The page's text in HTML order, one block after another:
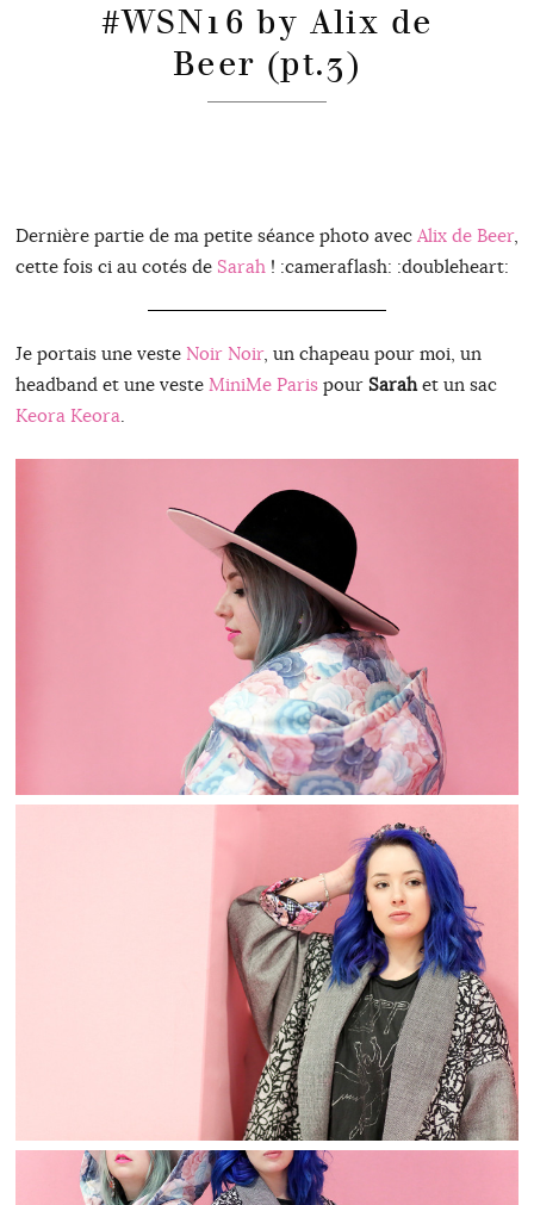
#WSN16 by Alix de
Beer (pt.3)
Dernière partie de ma petite séance photo avec Alix de Beer,
cette fois ci au cotés de Sarah! :cameraflash: :doubleheart:
Je portais une veste Noir Noir, un chapeau pour moi, un
headband et une veste MiniMe Parispour Sarahet un sac
Keora Keora.